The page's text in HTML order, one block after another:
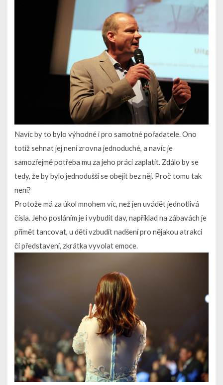
Navíc by to bylo výhodné i pro samotné pořadatele. Ono
totiž sehnat jej není zrovna jednoduché, a navíc je
samozřejmě potřeba mu za jeho práci zaplatit. Zdálo by se
tedy, že by bylo jednodušší se obejít bez něj. Proč tomu tak
není?
Protože má za úkol mnohem víc, než jen uvádět jednotlivá
čísla. Jeho posláním je i vybudit dav, například na zábavách je
přimět tancovat, u dětí vzbudit nadšení pro nějakou atrakci
či představení, zkrátka vyvolat emoce.